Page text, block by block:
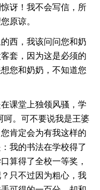
讶！我不会写信，所
原谅。
西，我该问问您和奶
套，因为这是必须的
您和奶奶，不知道您
课堂上独领风骚，学
呵。可不要说我是王婆
肯定会为有我这样的
我的书法在学校得了
算得了全校一等奖，
只不过因为粗心，我